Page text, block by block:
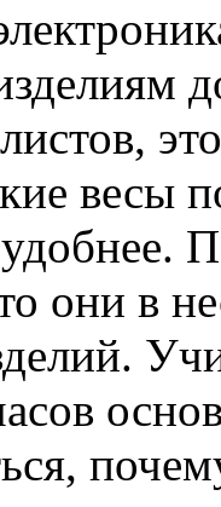
весы
они в